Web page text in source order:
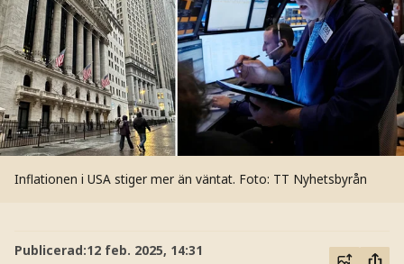
Inflationen i USA stiger mer än väntat. Foto: TT Nyhetsbyrån
Publicerad:12 feb. 2025, 14:31